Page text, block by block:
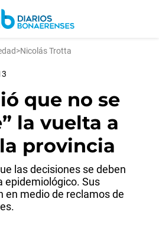
>Nicolás Trotta
que no se
la vuelta a
provincia
las decisiones se deben
epidemiológico. Sus
en medio de reclamos de